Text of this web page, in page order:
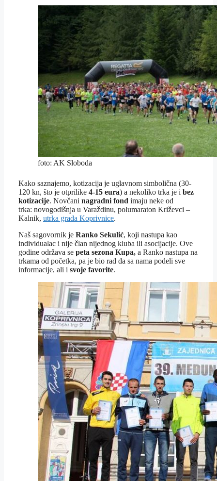
foto: AK Sloboda
Kako saznajemo, kotizacija je uglavnom simbolična (30-
120 kn, što je otprilike 4-15 eura) a nekoliko trka je i bez
kotizacije. Novčani nagradni fond imaju neke od
trka: novogodišnja u Varaždinu, polumaraton Križevci –
Kalnik, utrka grada Koprivnice.
Naš sagovornik je Ranko Sekulić, koji nastupa kao
individualac i nije član nijednog kluba ili asocijacije. Ove
godine održava se peta sezona Kupa, a Ranko nastupa na
trkama od početka, pa je bio rad da sa nama podeli sve
informacije, ali i svoje favorite.